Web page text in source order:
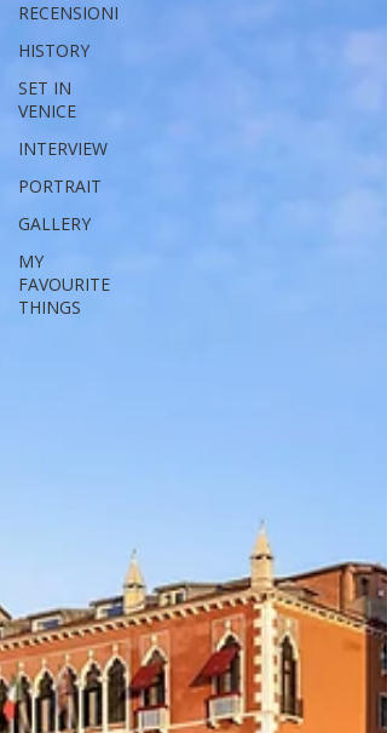
RECENSIONI
HISTORY
SET IN
VENICE
INTERVIEW
PORTRAIT
GALLERY
MY
FAVOURITE
THINGS